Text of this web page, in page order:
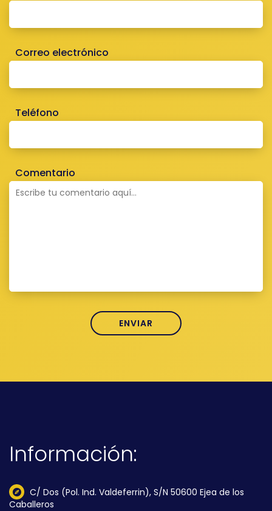
Correo electrónico
Teléfono
Comentario
Información:
C/ Dos (Pol. Ind. Valdeferrin), S/N 50600 Ejea de los
Caballeros